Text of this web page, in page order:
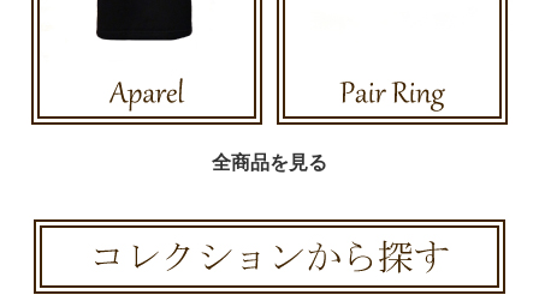
全商品を見る